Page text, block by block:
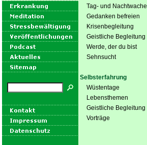
Tag- und Nachtwache
Gedanken befreien
Krisenbegleitung
Geistliche Begleitung
Werde, der du bist
Sehnsucht
Selbsterfahrung
Wüstentage
Lebensthemen
Geistliche Begleitung
Vorträge